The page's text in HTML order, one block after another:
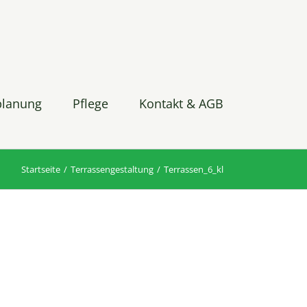
Pflege Kontakt & AGB
Startseite Terrassengestaltung Terrassen_6_kl